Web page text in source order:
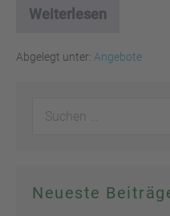
Weiterlesen
unser
vom
12.11
Abgelegt unter: Angebote
Suchen
Neueste